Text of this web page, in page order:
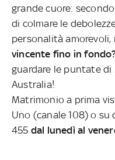
grande cuore:
di colmare le
personalità amorevoli,
vincente fino in
guardare le puntate
Australia!
Matrimonio a prima
Uno (canale 108) o
455 dal lunedì al